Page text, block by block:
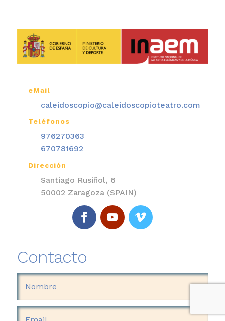
eMail
caleidoscopio@caleidoscopioteatro.com
Teléfonos
976270363
670781692
Dirección
Santiago Rusiñol, 6
50002 Zaragoza (SPAIN)
Contacto